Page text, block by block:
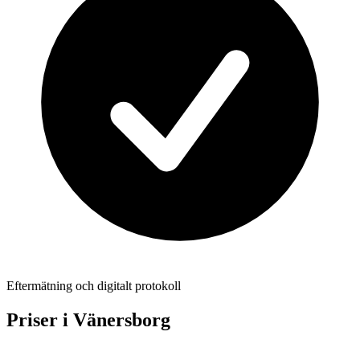
Eftermätning och digitalt protokoll
Priser i Vänersborg